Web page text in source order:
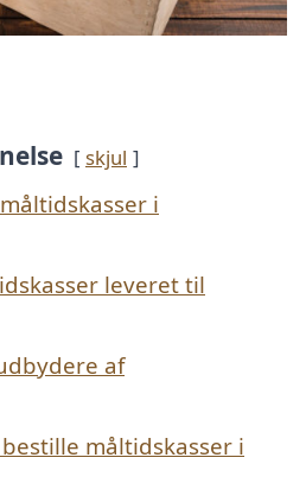
skjul
i
leveret til
af
måltidskasser i